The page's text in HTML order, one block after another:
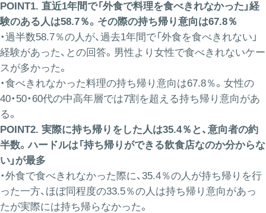
POINT1. 直近1年間で「外食で料理を食べきれなかった」経
験のある人は58.7％。その際の持ち帰り意向は67.8％
・過半数58.7％の人が、過去1年間で「外食を食べきれない」
経験があった、との回答。男性より女性で食べきれないケー
スが多かった。
・食べきれなかった料理の持ち帰り意向は67.8％。女性の
40・50・60代の中高年層では7割を超える持ち帰り意向があ
る。
POINT2. 実際に持ち帰りをした人は35.4％と、意向者の約
半数。ハードルは「持ち帰りができる飲食店なのか分からな
い」が最多
・外食で食べきれなかった際に、35.4％の人が持ち帰りを行
った一方、ほぼ同程度の33.5％の人は持ち帰り意向があっ
たが実際には持ち帰らなかった。